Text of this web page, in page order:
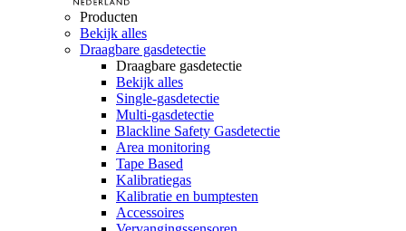
Producten
Bekijk alles
Draagbare gasdetectie
Draagbare gasdetectie
Bekijk alles
Single-gasdetectie
Multi-gasdetectie
Blackline Safety Gasdetectie
Area monitoring
Tape Based
Kalibratiegas
Kalibratie en bumptesten
Accessoires